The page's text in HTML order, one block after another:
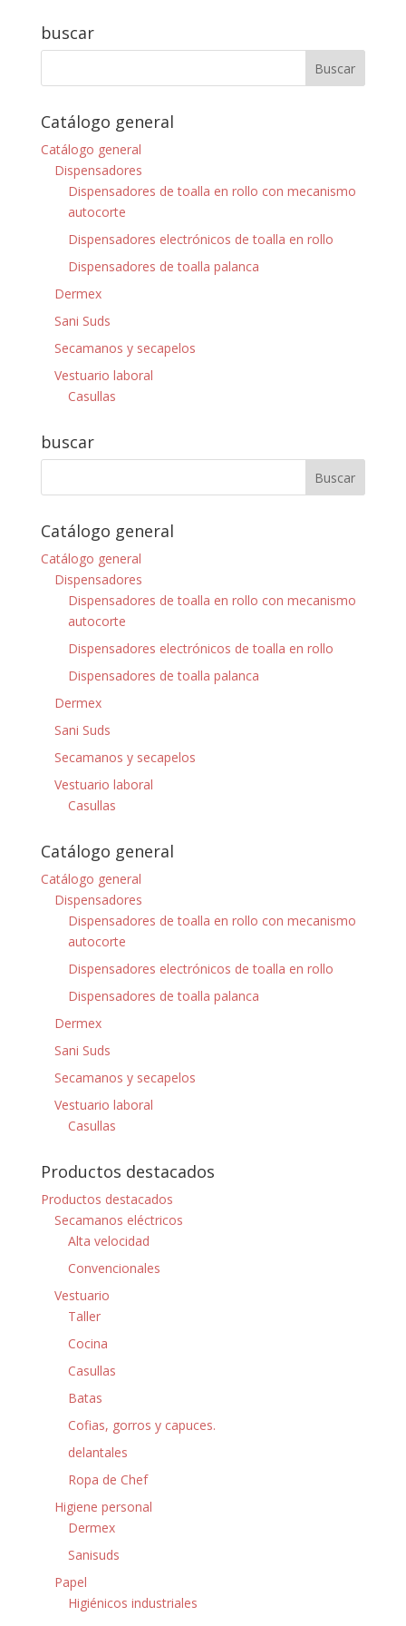
buscar
Catálogo general
Catálogo general
Dispensadores
Dispensadores de toalla en rollo con mecanismo
autocorte
Dispensadores electrónicos de toalla en rollo
Dispensadores de toalla palanca
Dermex
Sani Suds
Secamanos y secapelos
Vestuario laboral
Casullas
buscar
Catálogo general
Catálogo general
Dispensadores
Dispensadores de toalla en rollo con mecanismo
autocorte
Dispensadores electrónicos de toalla en rollo
Dispensadores de toalla palanca
Dermex
Sani Suds
Secamanos y secapelos
Vestuario laboral
Casullas
Catálogo general
Catálogo general
Dispensadores
Dispensadores de toalla en rollo con mecanismo
autocorte
Dispensadores electrónicos de toalla en rollo
Dispensadores de toalla palanca
Dermex
Sani Suds
Secamanos y secapelos
Vestuario laboral
Casullas
Productos destacados
Productos destacados
Secamanos eléctricos
Alta velocidad
Convencionales
Vestuario
Taller
Cocina
Casullas
Batas
Cofias, gorros y capuces.
delantales
Ropa de Chef
Higiene personal
Dermex
Sanisuds
Papel
Higiénicos industriales